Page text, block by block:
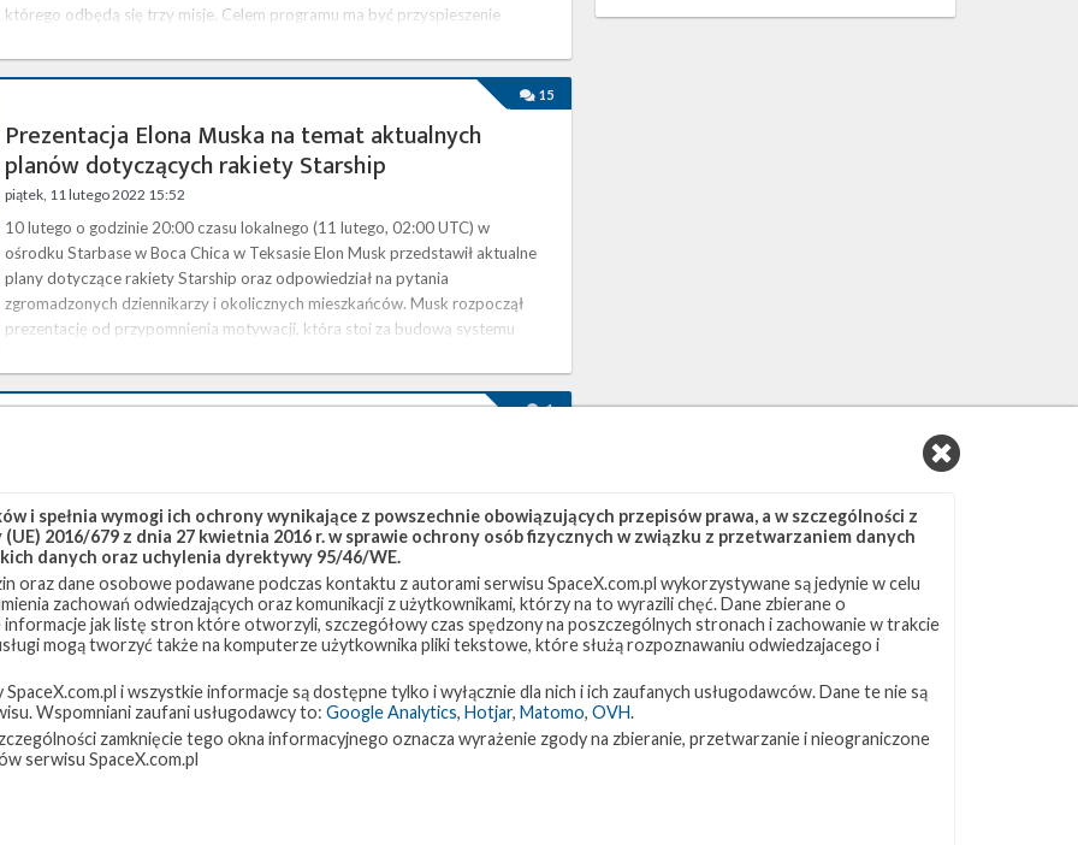
którego odbędą się trzy misje. Celem programu ma być przyspieszenie
funduszy oraz zwiększaniu świadomości, jeśli chodzi o istotne sprawy na
15
Prezentacja Elona Muska na temat aktualnych
planów dotyczących rakiety Starship
piątek, 11 lutego 2022 15:52
10 lutego o godzinie 20:00 czasu lokalnego (11 lutego, 02:00 UTC) w
ośrodku Starbase w Boca Chica w Teksasie Elon Musk przedstawił aktualne
plany dotyczące rakiety Starship oraz odpowiedział na pytania
zgromadzonych dziennikarzy i okolicznych mieszkańców. Musk rozpoczął
prezentację od przypomnienia motywacji, która stoi za budową systemu
krok, jeśli chcemy uczynić ludzkość cywilizacją multiplanetarną, tym samym
…
1
piątek, 4 lutego 2022 12:03
Część trzecia omówienia: wstęp do systemów aktywnych i tarcza
elektrostatyczna ​ Wstęp ​ Każdy entuzjasta naukowej fantastyki przyzna, że
powyższy dialog brzmi lepiej, niż gdyby fraza pani kapitan brzmiała „opuścić
stanowiska, chowamy się do łazienek” (czemu akurat do łazienek wyjaśniam
w cz. II ). A co za tym idzie, jeśli prospekt relokacji do marsjańskiej bazy ma
(wśród których, naturalnie, …
3
Najbliższe plany SpaceX – luty 2022
i spełnia wymogi ich ochrony wynikające z powszechnie obowiązujących przepisów prawa, a w szczególności z
2016/679 z dnia 27 kwietnia 2016 r. w sprawie ochrony osób fizycznych w związku z przetwarzaniem danych
danych oraz uchylenia dyrektywy 95/46/WE.
oraz dane osobowe podawane podczas kontaktu z autorami serwisu SpaceX.com.pl wykorzystywane są jedynie w celu
zachowań odwiedzających oraz komunikacji z użytkownikami, którzy na to wyrazili chęć. Dane zbierane o
jak listę stron które otworzyli, szczegółowy czas spędzony na poszczególnych stronach i zachowanie w trakcie
mogą tworzyć także na komputerze użytkownika pliki tekstowe, które służą rozpoznawaniu odwiedzajacego i
i wszystkie informacje są dostępne tylko i wyłącznie dla nich i ich zaufanych usługodawców. Dane te nie są
Wspomniani zaufani usługodawcy to: Google Analytics, Hotjar, Matomo, OVH.
zamknięcie tego okna informacyjnego oznacza wyrażenie zgody na zbieranie, przetwarzanie i nieograniczone
serwisu SpaceX.com.pl